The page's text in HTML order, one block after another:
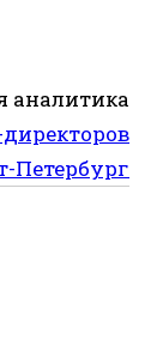
аналитика
Петербург